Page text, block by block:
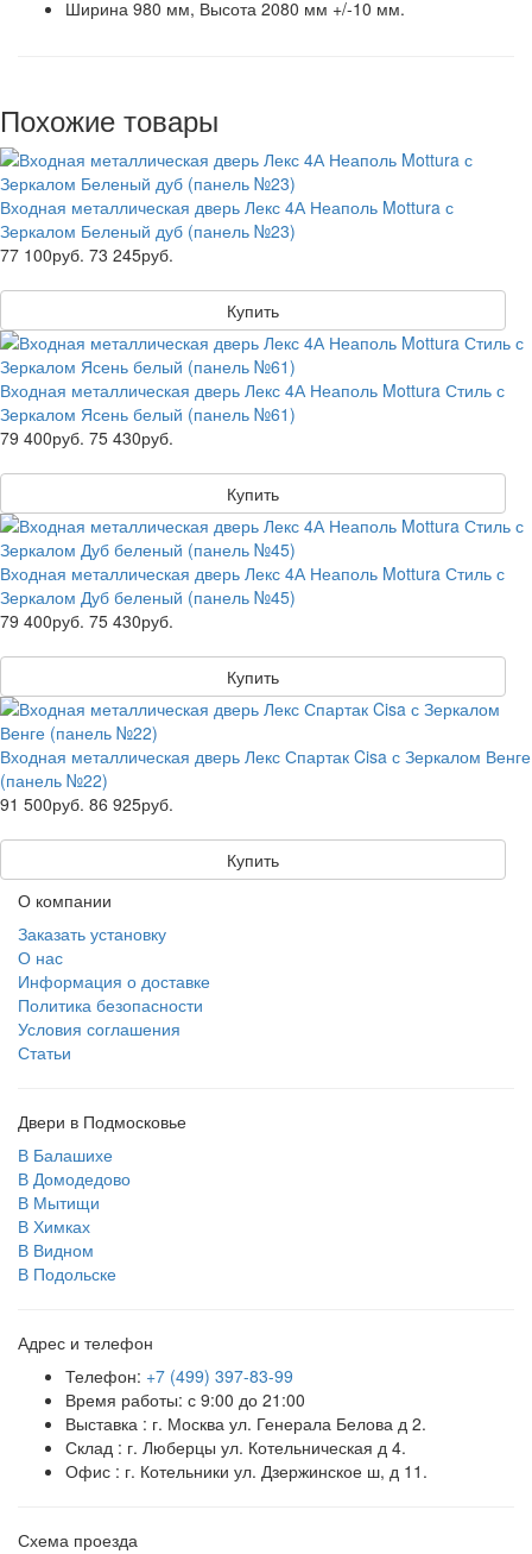
Ширина 980 мм, Высота 2080 мм +/-10 мм.
Похожие товары
Входная металлическая дверь Лекс 4А Неаполь Mottura с
Зеркалом Беленый дуб (панель №23)
77 100руб. 73 245руб.
Купить
Входная металлическая дверь Лекс 4А Неаполь Mottura Стиль с
Зеркалом Ясень белый (панель №61)
79 400руб. 75 430руб.
Купить
Входная металлическая дверь Лекс 4А Неаполь Mottura Стиль с
Зеркалом Дуб беленый (панель №45)
79 400руб. 75 430руб.
Купить
Входная металлическая дверь Лекс Спартак Cisa с Зеркалом Венге
(панель №22)
91 500руб. 86 925руб.
Купить
О компании
Заказать установку
О нас
Информация о доставке
Политика безопасности
Условия соглашения
Статьи
Двери в Подмосковье
В Балашихе
В Домодедово
В Мытищи
В Химках
В Видном
В Подольске
Адрес и телефон
Телефон: +7 (499) 397-83-99
Время работы: с 9:00 до 21:00
Выставка : г. Москва ул. Генерала Белова д 2.
Склад : г. Люберцы ул. Котельническая д 4.
Офис : г. Котельники ул. Дзержинское ш, д 11.
Схема проезда